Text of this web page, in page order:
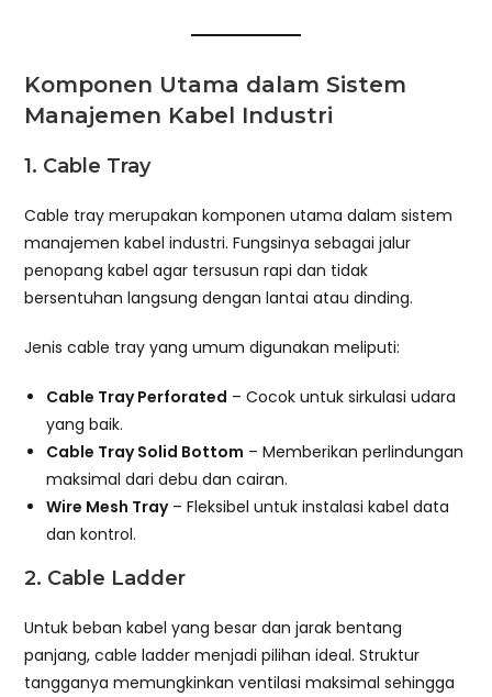
Komponen Utama dalam Sistem
Manajemen Kabel Industri
1. Cable Tray
Cable tray merupakan komponen utama dalam sistem
manajemen kabel industri. Fungsinya sebagai jalur
penopang kabel agar tersusun rapi dan tidak
bersentuhan langsung dengan lantai atau dinding.
Jenis cable tray yang umum digunakan meliputi:
Cable Tray Perforated – Cocok untuk sirkulasi udara
yang baik.
Cable Tray Solid Bottom – Memberikan perlindungan
maksimal dari debu dan cairan.
Wire Mesh Tray– Fleksibel untuk instalasi kabel data
dan kontrol.
2. Cable Ladder
Untuk beban kabel yang besar dan jarak bentang
panjang, cable ladder menjadi pilihan ideal. Struktur
tangganya memungkinkan ventilasi maksimal sehingga